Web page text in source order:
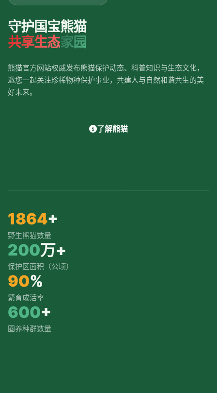
守护国宝熊猫
共享生态家园
熊猫官方网站权威发布熊猫保护动态、科普知识与生态文化，
邀您一起关注珍稀物种保护事业，共建人与自然和谐共生的美
好未来。
了解熊猫
1864+
野生熊猫数量
200万+
保护区面积（公顷）
90%
繁育成活率
600+
圈养种群数量